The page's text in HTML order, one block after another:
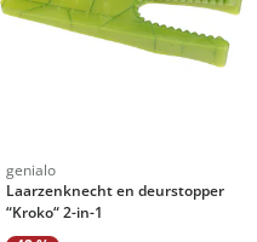
genialo
Laarzenknecht en deurstopper
“Kroko“ 2-in-1